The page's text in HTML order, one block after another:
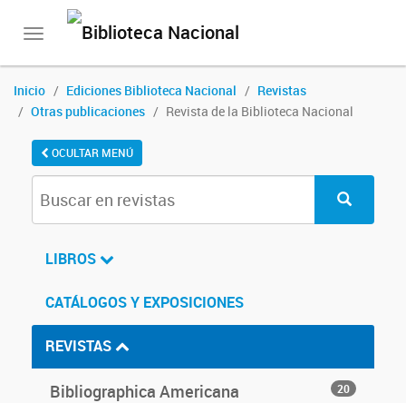
Toggle
Inicio Ediciones Biblioteca Nacional
Revistas
Otras publicaciones
Revista de la Biblioteca Nacional
OCULTAR MENÚ
LIBROS
CATÁLOGOS Y EXPOSICIONES
REVISTAS
Bibliographica Americana 20